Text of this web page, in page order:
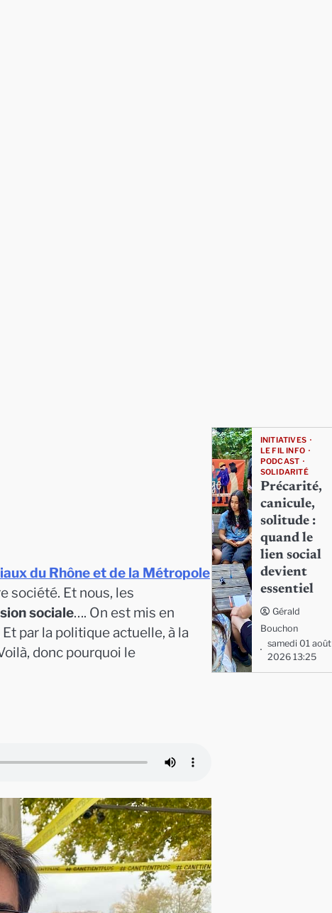
du Rhône et de la Métropole
société. Et nous, les
sociale…. On est mis en
Et par la politique actuelle, à la
donc pourquoi le
INITIATIVES
LE FIL INFO
PODCAST
SOLIDARITÉ
Précarité,
canicule,
solitude :
quand le
lien social
devient
essentiel
Gérald
Bouchon
samedi 01 août
2026 13:25